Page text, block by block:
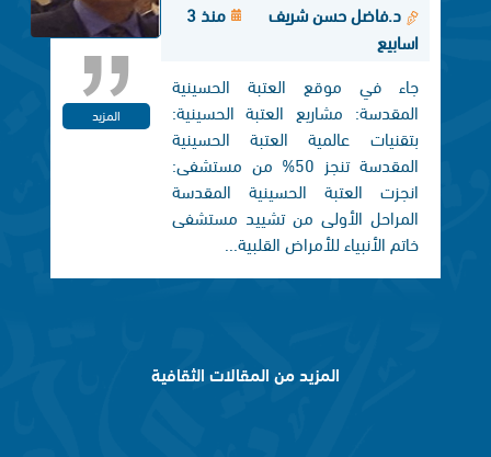
د.فاضل حسن شريف
منذ 3
اسابيع
جاء في موقع العتبة الحسينية
المقدسة: مشاريع العتبة الحسينية:
بتقنيات عالمية العتبة الحسينية
المقدسة تنجز 50% من مستشفى:
انجزت العتبة الحسينية المقدسة
المراحل الأولى من تشييد مستشفى
خاتم الأنبياء للأمراض القلبية...
المزيد
المزيد من المقالات الثقافية